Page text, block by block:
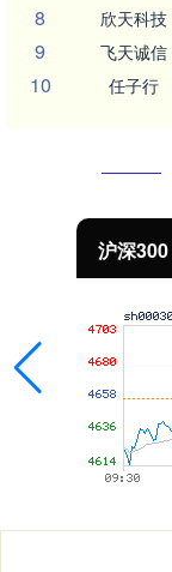
8 欣天科技
9 飞天诚信
10 任子行
沪深300